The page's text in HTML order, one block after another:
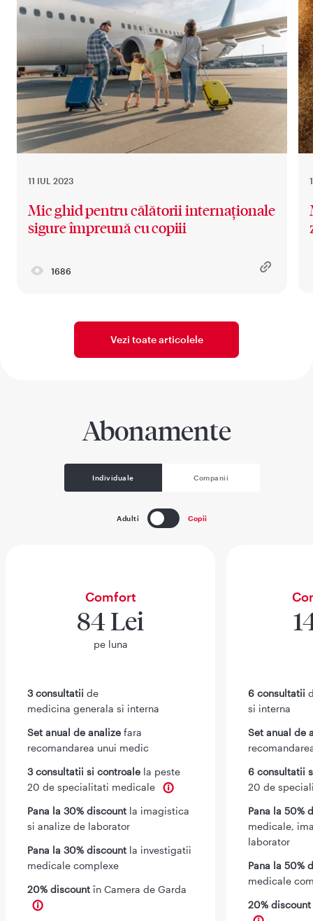
11 IUL 2023
Mic ghid pentru călătorii internaționale
sigure împreună cu copiii
1686
Vezi toate articolele
Abonamente
Individuale Companii
Adulti Copii
Comfort
84 Lei
pe luna
3 consultatii de
medicina generala si interna
Set anual de analize fara
recomandarea unui medic
3 consultatii si controale la peste
20 de specialitati medicale
Pana la 30% discount la imagistica
si analize de laborator
Pana la 30% discount la investigatii
medicale complexe
20% discount în Camera de Garda
6 consultatii
si interna
Set anual de
6 consultatii
20 de
Pana la 50%
medicale,
laborator
Pana la 50%
medicale
20%